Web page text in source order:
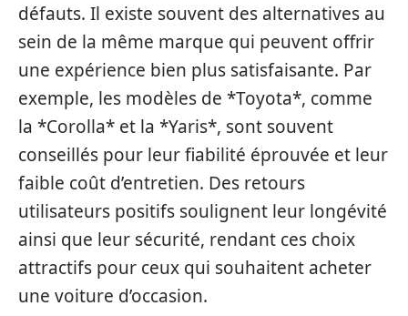
défauts. Il existe souvent des alternatives au
sein de la même marque qui peuvent offrir
une expérience bien plus satisfaisante. Par
exemple, les modèles de *Toyota*, comme
la *Corolla* et la *Yaris*, sont souvent
conseillés pour leur fiabilité éprouvée et leur
faible coût d’entretien. Des retours
utilisateurs positifs soulignent leur longévité
ainsi que leur sécurité, rendant ces choix
attractifs pour ceux qui souhaitent acheter
une voiture d’occasion.